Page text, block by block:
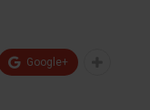
Google+